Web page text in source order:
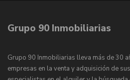
Grupo 90 Inmobiliarias
Grupo 90 Inmobiliarias lleva más de 30
empresas en la venta y adquisición de